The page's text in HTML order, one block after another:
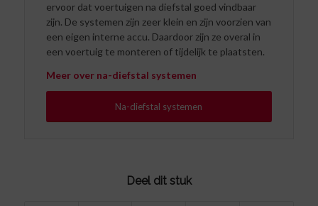
ervoor dat voertuigen na diefstal goed vindbaar
zijn. De systemen zijn zeer klein en zijn voorzien van
een eigen interne accu. Daardoor zijn ze overal in
een voertuig te monteren of tijdelijk te plaatsten.
Meer over na-diefstal systemen
Na-diefstal systemen
Deel dit stuk